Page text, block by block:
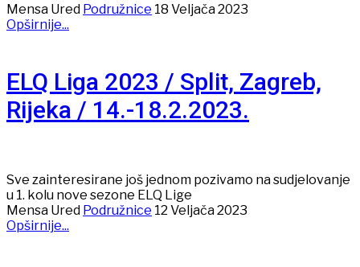
Mensa Ured Podružnice 18 Veljača 2023
Opširnije...
ELQ Liga 2023 / Split, Zagreb,
Rijeka / 14.-18.2.2023.
Sve zainteresirane još jednom pozivamo na sudjelovanje
u 1. kolu nove sezone ELQ Lige
Mensa Ured Podružnice 12 Veljača 2023
Opširnije...